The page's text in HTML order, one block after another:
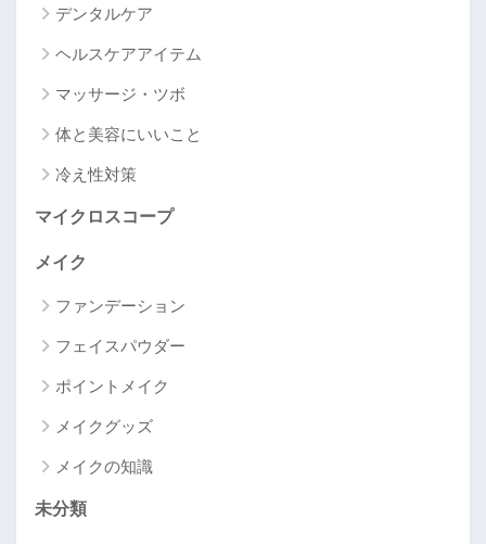
デンタルケア
ヘルスケアアイテム
マッサージ・ツボ
体と美容にいいこと
冷え性対策
マイクロスコープ
メイク
ファンデーション
フェイスパウダー
ポイントメイク
メイクグッズ
メイクの知識
未分類